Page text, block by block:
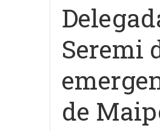
Seremi
de